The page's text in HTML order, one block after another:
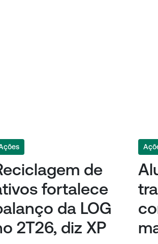
de
fortalece
da LOG
2T26, diz XP